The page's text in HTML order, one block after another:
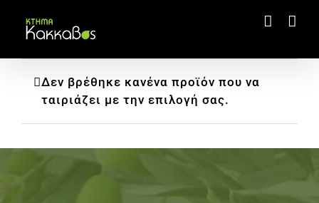
περιεχόμενο
Δεν βρέθηκε κανένα προϊόν που να
ταιριάζει με την επιλογή σας.